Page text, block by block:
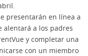
presentarán en línea a
alentará a los padres
y completar una
con un miembro